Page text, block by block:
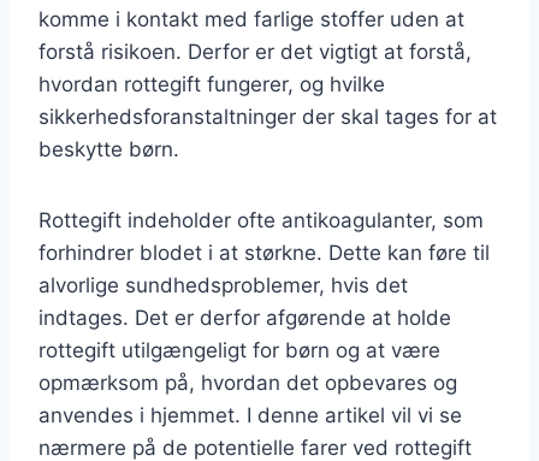
komme i kontakt med farlige stoffer uden at
forstå risikoen. Derfor er det vigtigt at forstå,
hvordan rottegift fungerer, og hvilke
sikkerhedsforanstaltninger der skal tages for at
beskytte børn.
Rottegift indeholder ofte antikoagulanter, som
forhindrer blodet i at størkne. Dette kan føre til
alvorlige sundhedsproblemer, hvis det
indtages. Det er derfor afgørende at holde
rottegift utilgængeligt for børn og at være
opmærksom på, hvordan det opbevares og
anvendes i hjemmet. I denne artikel vil vi se
nærmere på de potentielle farer ved rottegift